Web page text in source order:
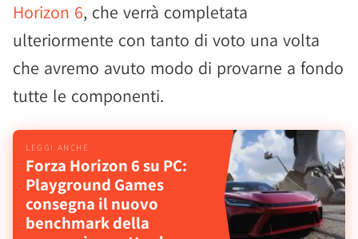
Horizon 6, che verrà completata
ulteriormente con tanto di voto una volta
che avremo avuto modo di provarne a fondo
tutte le componenti.
Forza Horizon 6 su PC:
Playground Games
consegna il nuovo
benchmark della